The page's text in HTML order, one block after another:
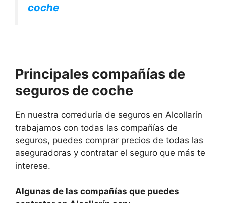
coche
Principales compañías de
seguros de coche
En nuestra correduría de seguros en Alcollarín
trabajamos con todas las compañías de
seguros, puedes comprar precios de todas las
aseguradoras y contratar el seguro que más te
interese.
Algunas de las compañías que puedes